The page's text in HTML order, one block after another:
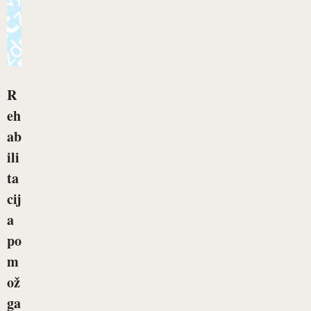
R
eh
ab
ili
ta
cij
a
po
m
ož
ga